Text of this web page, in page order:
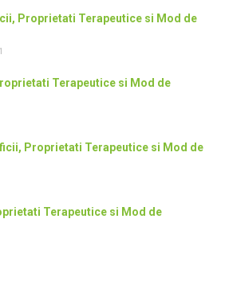
Proprietati Terapeutice si Mod de
Terapeutice si Mod de
Proprietati Terapeutice si Mod de
Terapeutice si Mod de